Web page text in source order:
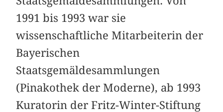
1991 bis 1993 war sie
wissenschaftliche Mitarbeiterin der
Bayerischen
Staatsgemäldesammlungen
(Pinakothek der Moderne), ab 1993
Kuratorin der Fritz-Winter-Stiftung